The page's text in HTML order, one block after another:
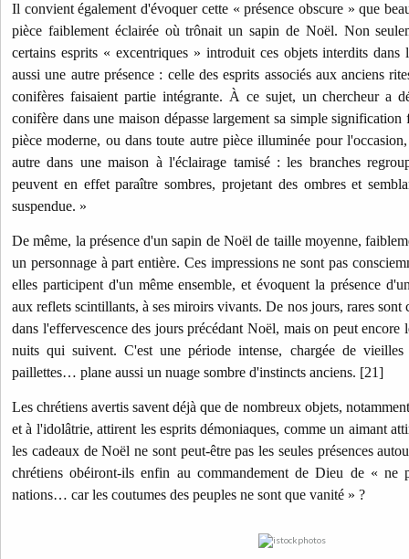
Il convient également d'évoquer cette « présence obscure » que
pièce faiblement éclairée où trônait un sapin de Noël. Non
certains esprits « excentriques » introduit ces objets interdits
aussi une autre présence : celle des esprits associés aux anciens
conifères faisaient partie intégrante. À ce sujet, un chercheur a
conifère dans une maison dépasse largement sa simple
pièce moderne, ou dans toute autre pièce illuminée pour
autre dans une maison à l'éclairage tamisé : les branches
peuvent en effet paraître sombres, projetant des ombres et
suspendue. »
De même, la présence d'un sapin de Noël de taille moyenne,
un personnage à part entière. Ces impressions ne sont pas
elles participent d'un même ensemble, et évoquent la présence
aux reflets scintillants, à ses miroirs vivants. De nos jours, rares sont
dans l'effervescence des jours précédant Noël, mais on peut encore
nuits qui suivent. C'est une période intense, chargée de vieilles
paillettes… plane aussi un nuage sombre d'instincts anciens. [21]
Les chrétiens avertis savent déjà que de nombreux objets,
et à l'idolâtrie, attirent les esprits démoniaques, comme un aimant
les cadeaux de Noël ne sont peut-être pas les seules présences
chrétiens obéiront-ils enfin au commandement de Dieu de « ne
nations… car les coutumes des peuples ne sont que vanité » ?